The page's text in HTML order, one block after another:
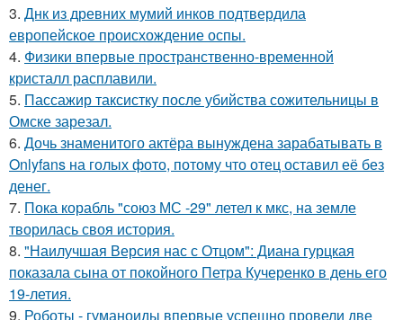
3. Днк из древних мумий инков подтвердила
европейское происхождение оспы.
4. Физики впервые пространственно-временной
кристалл расплавили.
5. Пассажир таксистку после убийства сожительницы в
Омске зарезал.
6. Дочь знаменитого актёра вынуждена зарабатывать в
Onlyfans на голых фото, потому что отец оставил её без
денег.
7. Пока корабль "союз МС -29" летел к мкс, на земле
творилась своя история.
8. "Наилучшая Версия нас с Отцом": Диана гурцкая
показала сына от покойного Петра Кучеренко в день его
19-летия.
9. Роботы - гуманоиды впервые успешно провели две